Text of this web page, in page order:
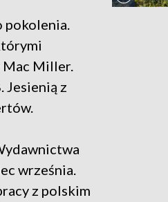
pokolenia.
Mac Miller.
Jesienią z
września.
z polskim